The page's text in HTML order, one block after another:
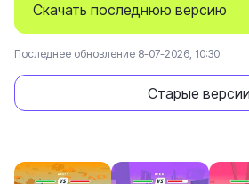
Скачать последнюю версию
Старые версии
Последнее обновление 8-07-2026, 10:30